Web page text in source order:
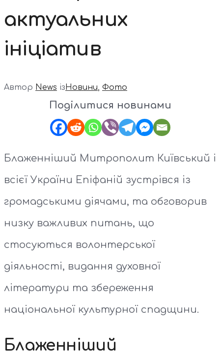
актуальних
ініціатив
Автор News ізНовини, Фото
Поділитися новинами
Блаженніший Митрополит Київський і
всієї України Епіфаній зустрівся із
громадськими діячами, та обговорив
низку важливих питань, що
стосуються волонтерської
діяльності, видання духовної
літератури та збереження
національної культурної спадщини.
Блаженніший